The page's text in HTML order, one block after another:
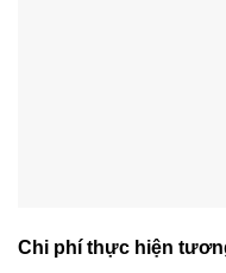
Chi phí thực hiện